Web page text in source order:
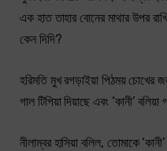
এক হাত তাহার বোনের মাথার উপর
কেন দিদি?
হরিমতি মুখ রগড়াইয়া পিঠময় চোখের
গাল টিপিয়া দিয়াছে এবং ‘কানী’ বলিয়া
নীলাম্বর হাসিয়া বলিল, তোমাকে